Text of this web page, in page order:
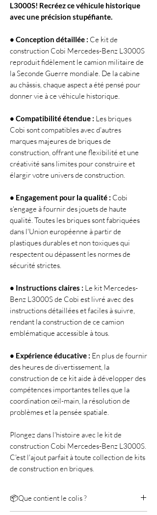
L3000S! Recréez ce véhicule historique
avec une précision stupéfiante.
• Conception détaillée : Ce kit de
construction Cobi Mercedes-Benz L3000S
reproduit fidèlement le camion militaire de
la Seconde Guerre mondiale. De la cabine
au châssis, chaque aspect a été pensé pour
donner vie à ce véhicule historique.
• Compatibilité étendue : Les briques
Cobi sont compatibles avec d'autres
marques majeures de briques de
construction, offrant une flexibilité et une
créativité sans limites pour construire et
élargir votre univers de construction.
• Engagement pour la qualité : Cobi
s'engage à fournir des jouets de haute
qualité. Toutes les briques sont fabriquées
dans l'Union européenne à partir de
plastiques durables et non toxiques qui
respectent ou dépassent les normes de
sécurité strictes.
• Instructions claires : Le kit Mercedes-
Benz L3000S de Cobi est livré avec des
instructions détaillées et faciles à suivre,
rendant la construction de ce camion
emblématique accessible à tous.
• Expérience éducative : En plus de fournir
des heures de divertissement, la
construction de ce kit aide à développer des
compétences importantes telles que la
coordination œil-main, la résolution de
problèmes et la pensée spatiale.
Plongez dans l'histoire avec le kit de
construction Cobi Mercedes-Benz L3000S.
C'est l'ajout parfait à toute collection de kits
de construction en briques.
📦Que contient le colis ?